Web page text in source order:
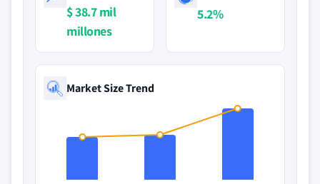
$ 38.7 mil
millones
5.2%
Market Size Trend